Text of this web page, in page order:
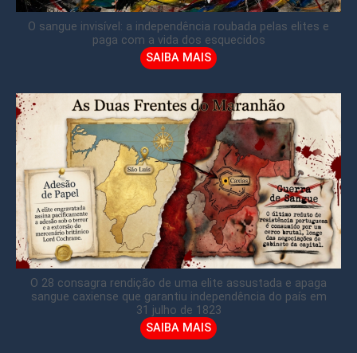
O sangue invisível: a independência roubada pelas elites e
paga com a vida dos esquecidos
SAIBA MAIS
O 28 consagra rendição de uma elite assustada e apaga
sangue caxiense que garantiu independência do país em
31 julho de 1823
SAIBA MAIS